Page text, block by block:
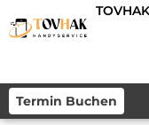
Termin Buchen